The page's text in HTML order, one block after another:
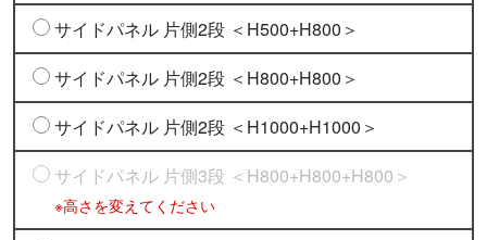
サイドパネル 片側2段 ＜H500+H800＞
サイドパネル 片側2段 ＜H800+H800＞
サイドパネル 片側2段 ＜H1000+H1000＞
サイドパネル 片側3段 ＜H800+H800+H800＞
※高さを変えてください